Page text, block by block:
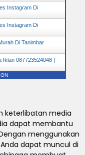
Instagram Di
Instagram Di
Di Tanimbar
Iklan 087723524048 |
keterlibatan media
dapat membantu
menggunakan
dapat muncul di